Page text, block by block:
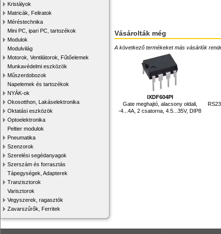
Kristályok
Matricák, Feliratok
Méréstechnika
Mini PC, ipari PC, tartozékok
Modulok
Modulvilág
Motorok, Ventilátorok, Fűtőelemek
Munkavédelmi eszközök
Műszerdobozok
Napelemek és tartozékok
NYÁK-ok
Okosotthon, Lakáselektronika
Oktatási eszközök
Optoelektronika
Peltier modulok
Pneumatika
Szenzorok
Szerelési segédanyagok
Szerszám és forrasztás
Tápegységek, Adapterek
Tranzisztorok
Varisztorok
Vegyszerek, ragasztók
Zavarszűrők, Ferritek
Vásárolták még
A következő termékeket más vásárlók
IXDF604PI
Gate meghajtó, alacsony oldali,
-4...4A, 2 csatorna, 4.5...35V, DIP8